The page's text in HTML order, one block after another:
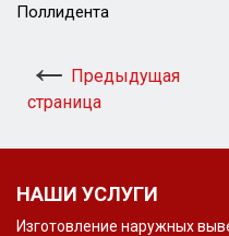
Поллидента
Предыдущая
страница
НАШИ УСЛУГИ
Изготовление наружных